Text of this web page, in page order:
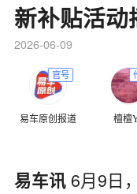
新补贴活动
2026-06-09
官号
易车原创报道 檀檀
易车讯6月9日